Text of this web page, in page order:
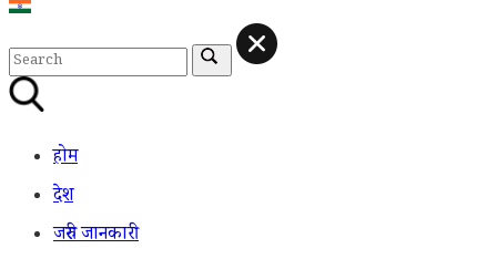
होम
देश
जरुरी जानकारी